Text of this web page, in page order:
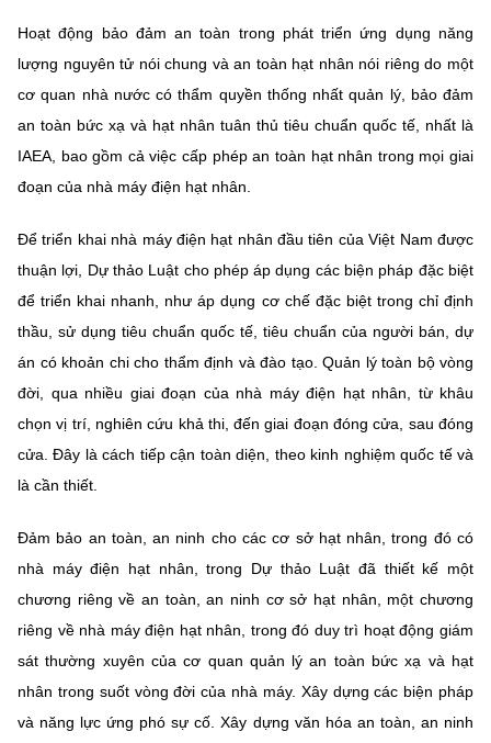
Hoạt động bảo đảm an toàn trong phát triển ứng dụng năng
lượng nguyên tử nói chung và an toàn hạt nhân nói riêng do một
cơ quan nhà nước có thẩm quyền thống nhất quản lý, bảo đảm
an toàn bức xạ và hạt nhân tuân thủ tiêu chuẩn quốc tế, nhất là
IAEA, bao gồm cả việc cấp phép an toàn hạt nhân trong mọi giai
đoạn của nhà máy điện hạt nhân.
Để triển khai nhà máy điện hạt nhân đầu tiên của Việt Nam được
thuận lợi, Dự thảo Luật cho phép áp dụng các biện pháp đặc biệt
để triển khai nhanh, như áp dụng cơ chế đặc biệt trong chỉ định
thầu, sử dụng tiêu chuẩn quốc tế, tiêu chuẩn của người bán, dự
án có khoản chi cho thẩm định và đào tạo. Quản lý toàn bộ vòng
đời, qua nhiều giai đoạn của nhà máy điện hạt nhân, từ khâu
chọn vị trí, nghiên cứu khả thi, đến giai đoạn đóng cửa, sau đóng
cửa. Đây là cách tiếp cận toàn diện, theo kinh nghiệm quốc tế và
là cần thiết.
Đảm bảo an toàn, an ninh cho các cơ sở hạt nhân, trong đó có
nhà máy điện hạt nhân, trong Dự thảo Luật đã thiết kế một
chương riêng về an toàn, an ninh cơ sở hạt nhân, một chương
riêng về nhà máy điện hạt nhân, trong đó duy trì hoạt động giám
sát thường xuyên của cơ quan quản lý an toàn bức xạ và hạt
nhân trong suốt vòng đời của nhà máy. Xây dựng các biện pháp
và năng lực ứng phó sự cố. Xây dựng văn hóa an toàn, an ninh